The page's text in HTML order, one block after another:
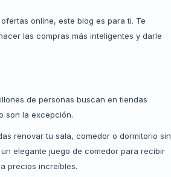
online, este blog es para ti. Te
las compras más inteligentes y darle
de personas buscan en tiendas
son la excepción.
renovar tu sala, comedor o dormitorio sin
elegante juego de comedor para recibir
precios increíbles.